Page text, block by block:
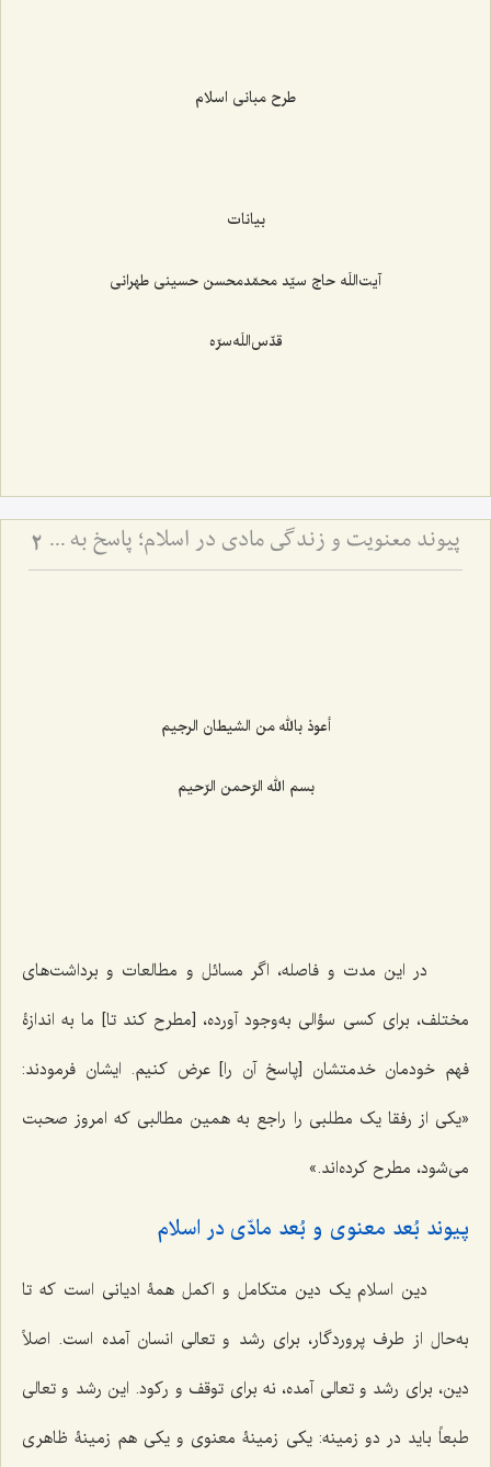
طرح مبانی اسلام
بیانات
آیت‌اللَه حاج سیّد محمّدمحسن حسینی طهرانی
قدّس‌اللَه‌سرّه
پیوند معنویت و زندگی مادی در اسلام؛ پاسخ به یک شبهه اساسی - تبیین جامعیت اسلام در تأمین رشد معنوی و مادی انسان و بررسی نقش جسم، تغذیه و شرایط ظاهری در تعالی روح 2
أعوذ بالله من الشیطان الرجیم
بسم الله الرّحمن الرّحیم
در این مدت و فاصله، اگر مسائل و مطالعات و برداشت‌های
مختلف، برای کسی سؤالی به‌وجود آورده، [مطرح کند تا] ما به اندازۀ
فهم خودمان خدمتشان [پاسخ آن را] عرض کنیم. ایشان فرمودند:
«یکی از رفقا یک مطلبی را راجع به همین مطالبی که امروز صحبت
می‌شود، مطرح کرده‌اند.»
پیوند بُعد معنوی و بُعد مادّی در اسلام
دین اسلام یک دین متکامل و اکمل همۀ ادیانی است که تا
به‌حال از طرف پروردگار، برای رشد و تعالی انسان آمده است. اصلاً
دین، برای رشد و تعالی آمده، نه برای توقف و رکود. این رشد و تعالی
طبعاً باید در دو زمینه: یکی زمینۀ معنوی و یکی هم زمینۀ ظاهری